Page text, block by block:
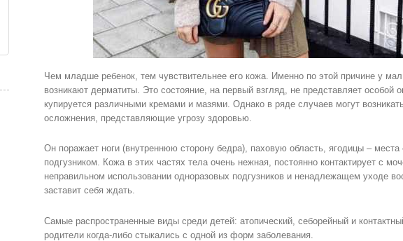
Чем младше ребенок, тем чувствительнее его кожа. Именно по этой причине у
возникают дерматиты. Это состояние, на первый взгляд, не представляет особой
купируется различными кремами и мазями. Однако в ряде случаев могут
осложнения, представляющие угрозу здоровью.
Он поражает ноги (внутреннюю сторону бедра), паховую область, ягодицы – места
подгузником. Кожа в этих частях тела очень нежная, постоянно контактирует с
неправильном использовании одноразовых подгузников и ненадлежащем уходе
заставит себя ждать.
Самые распространенные виды среди детей: атопический, себорейный и
родители когда-либо стыкались с одной из форм заболевания.